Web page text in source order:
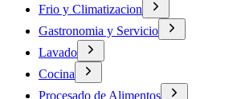
Frio y Climatizacion
Gastronomia y Servicio
Lavado
Cocina
Procesado de Alimentos